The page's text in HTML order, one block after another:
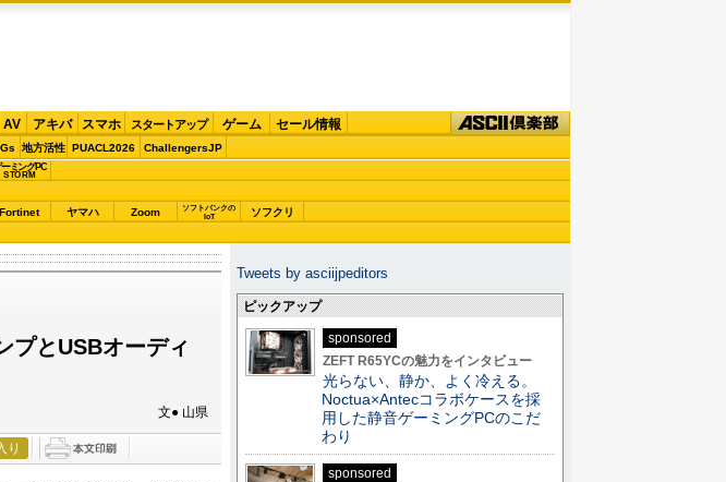
AV アキバ スマホ スタートアップ ゲーム セール情報
地方活性 PUACL2026 ChallengersJP
ミングPC
STORM
Fortinet ヤマハ Zoom
ソフトバンクの
IoT
ソフクリ
プとUSBオーディ
文● 山県
り
Tweets by asciijpeditors
ピックアップ
sponsored
ZEFT R65YCの魅力をインタビュー
光らない、静か、よく冷える。
Noctua×Antecコラボケースを採
用した静音ゲーミングPCのこだ
わり
sponsored